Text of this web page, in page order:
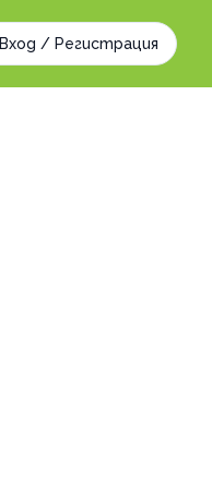
Вход / Регистрация